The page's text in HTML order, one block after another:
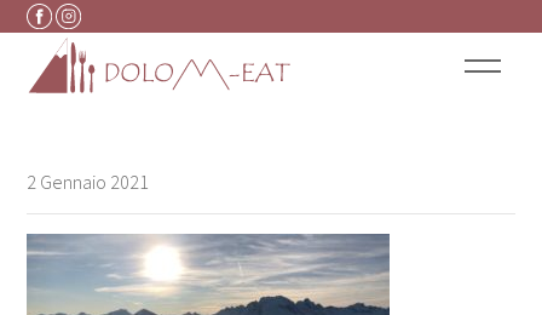
Vai al contenuto
2 Gennaio 2021